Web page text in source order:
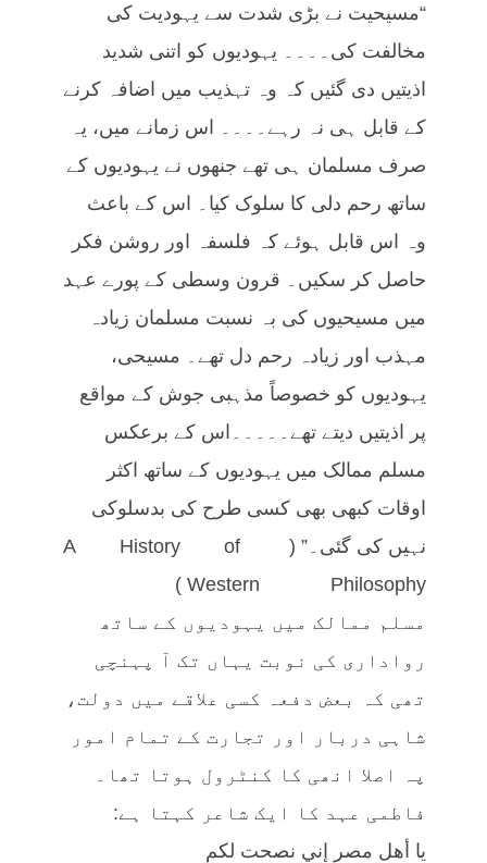
“مسیحیت نے بڑی شدت سے یہودیت کی
مخالفت کی۔۔۔۔ یہودیوں کو اتنی شدید
اذیتیں دی گئیں کہ وہ تہذیب میں اضافہ کرنے
کے قابل ہی نہ رہے۔۔۔۔ اس زمانے میں، یہ
صرف مسلمان ہی تھے جنھوں نے یہودیوں کے
ساتھ رحم دلی کا سلوک کیا۔ اس کے باعث
وہ اس قابل ہوئے کہ فلسفہ اور روشن فکر
حاصل کر سکیں۔ قرون وسطی کے پورے عہد
میں مسیحیوں کی بہ نسبت مسلمان زیادہ
مہذب اور زیادہ رحم دل تھے۔ مسیحی،
یہودیوں کو خصوصاً مذہبی جوش کے مواقع
پر اذیتیں دیتے تھے۔۔۔۔۔اس کے برعکس
مسلم ممالک میں یہودیوں کے ساتھ اکثر
اوقات کبھی بھی کسی طرح کی بدسلوکی
نہیں کی گئی۔” (A History of
Western Philosophy )
مسلم ممالک میں یہودیوں کے ساتھ
رواداری کی نوبت یہاں تک آ پہنچی
تھی کہ بعض دفعہ کسی علاقے میں دولت،
شاہی دربار اور تجارت کے تمام امور
پہ اصلا انھی کا کنٹرول ہوتا تھا۔
فاطمی عہد کا ایک شاعر کہتا ہے:
يا أهل مصر إني نصحت لكم